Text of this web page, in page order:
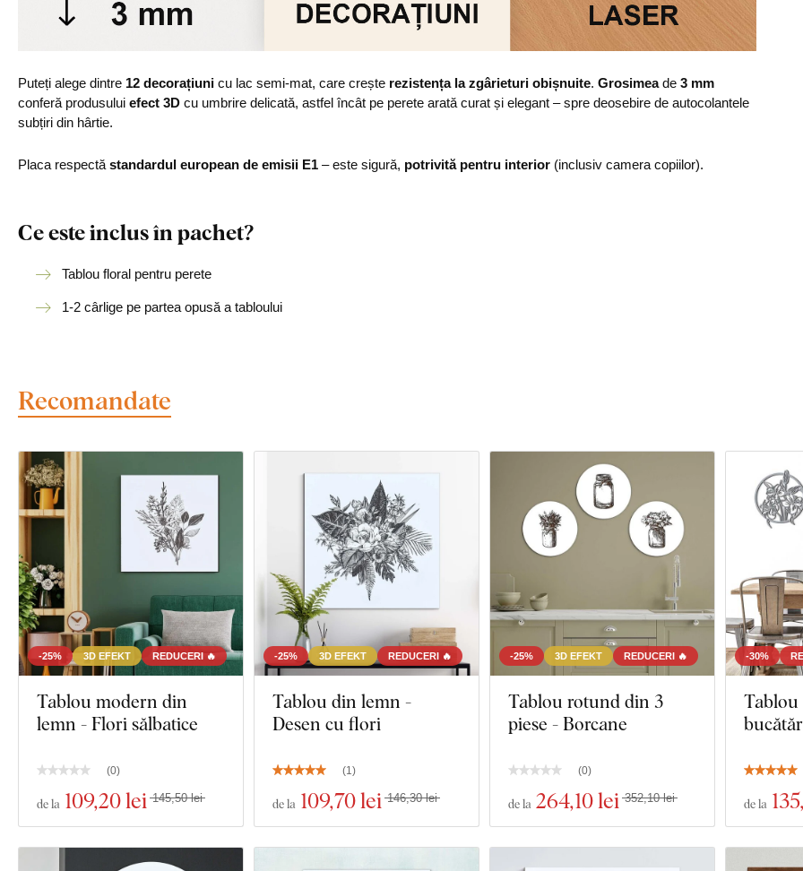
Puteți alege dintre 12 decorațiuni cu lac semi-mat, care crește rezistența la zgârieturi obișnuite. Grosimeade 3 mm
conferă produsului efect 3D cu umbrire delicată, astfel încât pe perete arată curat și elegant – spre deosebire de autocolantele
subțiri din hârtie.
Placa respectă standardul european de emisii E1 – este sigură, potrivită pentru interior (inclusiv camera copiilor).
Ce este inclus în pachet?
Tablou floral pentru perete
1-2 cârlige pe partea opusă a tabloului
Recomandate
-25% 3D EFEKT REDUCERI 🔥
Tablou modern din
lemn - Flori sălbatice
(0)
de la 109,20 lei 145,50 lei
-25% 3D EFEKT REDUCERI 🔥
Tablou din lemn -
Desen cu flori
(1)
de la 109,70 lei 146,30 lei
-25% 3D EFEKT REDUCERI 🔥
Tablou rotund din 3
piese - Borcane
(0)
de la 264,10 lei 352,10 lei
-30%
de la 135